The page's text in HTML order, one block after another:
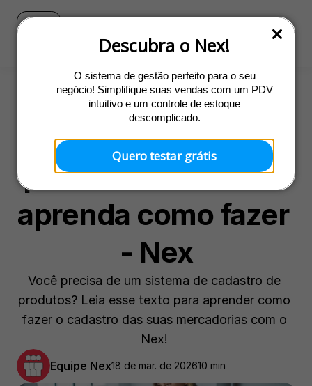
Descubra o Nex!
O sistema de gestão perfeito para o seu
negócio! Simplifique suas vendas com um PDV
intuitivo e um controle de estoque
descomplicado.
Quero testar grátis
Estoque
Cadastro de
produtos eficiente:
aprenda como fazer
- Nex
Você precisa de um sistema de cadastro de
produtos? Leia esse texto para aprender como
fazer o cadastro das suas mercadorias com o
Nex!
Equipe Nex18 de mar. de 202610 min
Blog Ir para o site do Nex